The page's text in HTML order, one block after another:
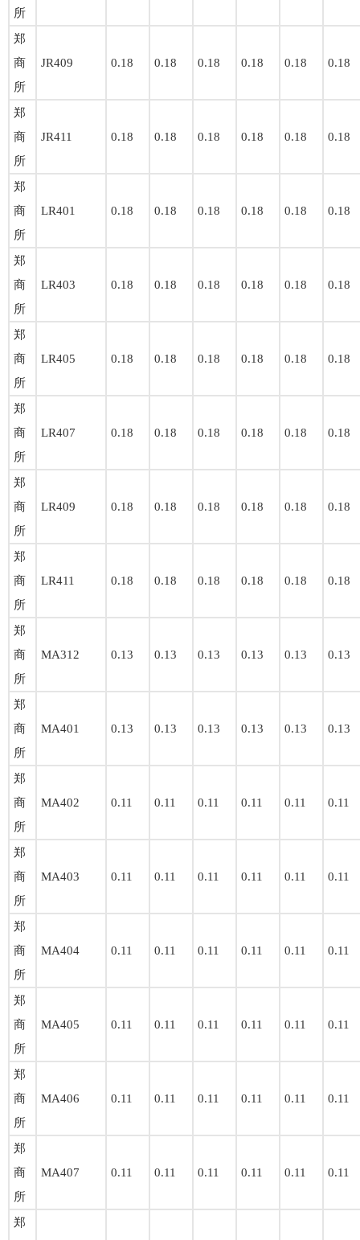
所
郑
商
所
JR409 0.18 0.18 0.18 0.18 0.18 0.18
郑
商
所
JR411 0.18 0.18 0.18 0.18 0.18 0.18
郑
商
所
LR401 0.18 0.18 0.18 0.18 0.18 0.18
郑
商
所
LR403 0.18 0.18 0.18 0.18 0.18 0.18
郑
商
所
LR405 0.18 0.18 0.18 0.18 0.18 0.18
郑
商
所
LR407 0.18 0.18 0.18 0.18 0.18 0.18
郑
商
所
LR409 0.18 0.18 0.18 0.18 0.18 0.18
郑
商
所
LR411 0.18 0.18 0.18 0.18 0.18 0.18
郑
商
所
MA312 0.13 0.13 0.13 0.13 0.13 0.13
郑
商
所
MA401 0.13 0.13 0.13 0.13 0.13 0.13
郑
商
所
MA402 0.11 0.11 0.11 0.11 0.11 0.11
郑
商
所
MA403 0.11 0.11 0.11 0.11 0.11 0.11
郑
商
所
MA404 0.11 0.11 0.11 0.11 0.11 0.11
郑
商
所
MA405 0.11 0.11 0.11 0.11 0.11 0.11
郑
商
所
MA406 0.11 0.11 0.11 0.11 0.11 0.11
郑
商
所
MA407 0.11 0.11 0.11 0.11 0.11 0.11
郑